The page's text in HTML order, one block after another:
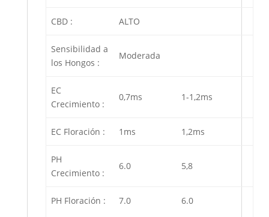
CBD : ALTO
Sensibilidad a
los Hongos :
Moderada
EC
Crecimiento :
0,7ms 1-1,2ms
EC Floración : 1ms 1,2ms
PH
Crecimiento :
6.0 5,8
PH Floración : 7.0 6.0